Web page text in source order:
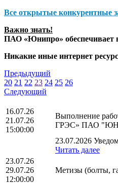
Все открытые конкурентные
Важно знать!
ПАО «Юнипро» обеспечивает
Никакие иные интернет
Предыдущий
20 21 22 23 24 25 26
Следующий
16.07.26
21.07.26
15:00:00
Выполнение
ГРЭС» ПАО
23.07.2026
Читать далее
23.07.26
29.07.26
12:00:00
Метизы (болты,